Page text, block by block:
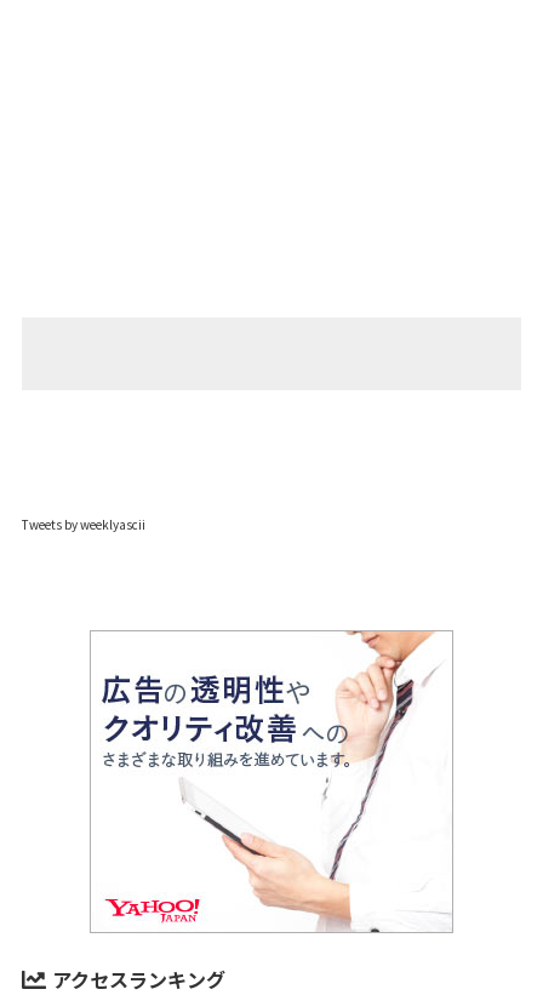
Tweets by weeklyascii
アクセスランキング